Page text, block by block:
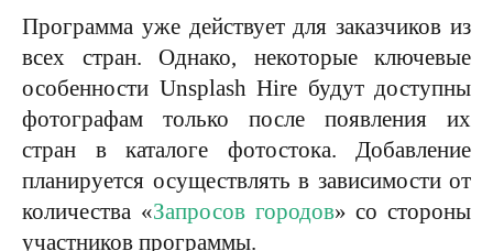
Программа уже действует для заказчиков из
всех стран. Однако, некоторые ключевые
особенности Unsplash Hire будут доступны
фотографам только после появления их
стран в каталоге фотостока. Добавление
планируется осуществлять в зависимости от
количества «Запросов городов» со стороны
участников программы.